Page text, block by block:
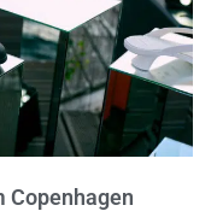
Copenhagen